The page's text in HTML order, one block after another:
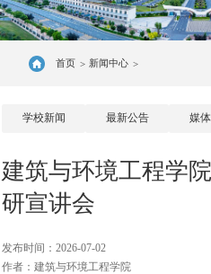
首页 > 新闻中心 >
学校新闻 最新公告 媒
建筑与环境工程学
研宣讲会
发布时间：2026-07-02
作者：建筑与环境工程学院